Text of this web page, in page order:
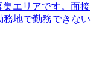
エリアです。面接
地で勤務できない